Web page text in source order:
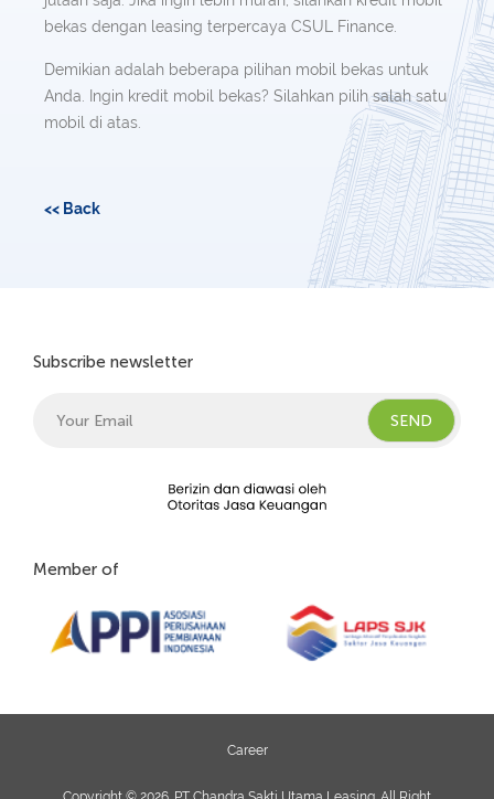
bekas dengan leasing terpercaya CSUL Finance.
Demikian adalah beberapa pilihan mobil bekas untuk
Anda. Ingin kredit mobil bekas? Silahkan pilih salah satu
mobil di atas.
<< Back
Subscribe newsletter
Member of
Career